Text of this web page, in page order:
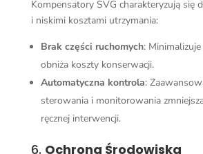
Kompensatory SVG charakteryzują się
i niskimi kosztami utrzymania:
Brak części ruchomych:
obniża koszty konserwacji.
Automatyczna kontrola:
sterowania i monitorowania
ręcznej interwencji.
6. Ochrona Środowiska